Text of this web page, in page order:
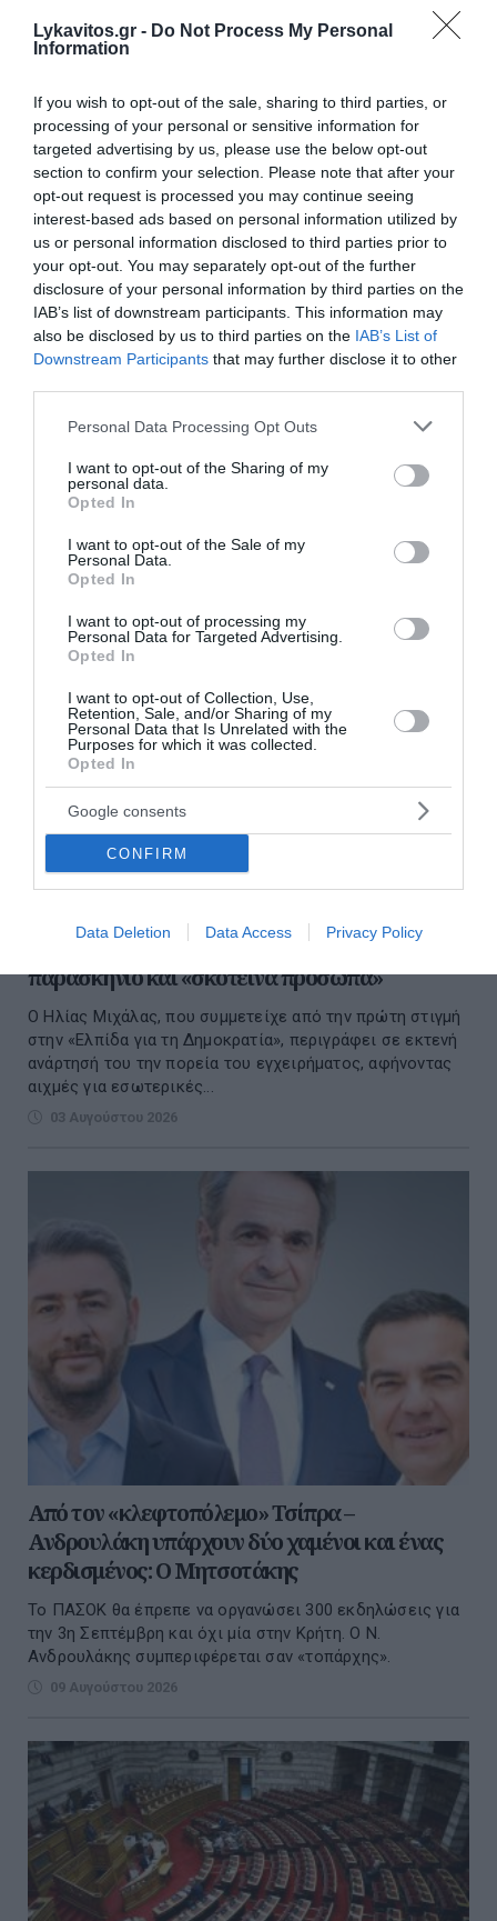
Lykavitos.gr - Do Not Process My Personal
Information
If you wish to opt-out of the sale, sharing to third parties, or
processing of your personal or sensitive information for
targeted advertising by us, please use the below opt-out
section to confirm your selection. Please note that after your
opt-out request is processed you may continue seeing
interest-based ads based on personal information utilized by
us or personal information disclosed to third parties prior to
your opt-out. You may separately opt-out of the further
disclosure of your personal information by third parties on the
IAB’s list of downstream participants. This information may
also be disclosed by us to third parties on the IAB’s List of
Downstream Participants that may further disclose it to other
Please note that this website/app uses one or more Google
not limited to your visit or usage behaviour. You may click to
grant or deny consent to Google and its third-party tags to
use your data for below specified purposes in below Google
consent section.
Personal Data Processing Opt Outs
I want to opt-out of the Sharing of my
personal data.
Opted In
I want to opt-out of the Sale of my
Personal Data.
Opted In
I want to opt-out of processing my
Personal Data for Targeted Advertising.
Opted In
I want to opt-out of Collection, Use,
Retention, Sale, and/or Sharing of my
Personal Data that Is Unrelated with the
Purposes for which it was collected.
Opted In
Google consents
CONFIRM
Data Deletion Data Access Privacy Policy
Kατσαφάδος: «Οι αποζημιώσεις των πυρόπληκτων θα
δοθούν σε 10 μέρες από σήμερα - 79 κόκκινα σπίτια στο
Πόρτο Γερμενό»
Forbes: «Καλή και οικονομικά προσιτή» η Υγεία στην
Ελλάδα – Η διεθνής αναγνώριση του ελληνικού
συστήματος
Ρωσία: Πάνω από 450 ουκρανικά drones καταρρίφθηκαν
τη νύχτα – Νεκροί σε δύο περιφέρειες
Χαρδαλιάς: Ξεκινάμε στην Ηλιούπολη την κατασκευή της
πρώτης από τις τρεις Στέγες Υποστηριζόμενης
Διαβίωσης ΑμεΑ που χρηματοδοτεί η Περιφέρεια Αττικής
με πόρους του ΕΣΠΑ
Φωτιά σε δασική έκταση στην Κόνιτσα
διαβάστε ακόμη
Νέες αιχμές για την «Ελπίδα για τη
Δημοκρατία» – Ο Ηλίας Μιχάλας μιλά για
παρασκήνιο και «σκοτεινά πρόσωπα»
Ο Ηλίας Μιχάλας, που συμμετείχε από την πρώτη στιγμή
στην «Ελπίδα για τη Δημοκρατία», περιγράφει σε εκτενή
ανάρτησή του την πορεία του εγχειρήματος, αφήνοντας
αιχμές για εσωτερικές...
03 Αυγούστου 2026
Από τον «κλεφτοπόλεμο» Τσίπρα –
Ανδρουλάκη υπάρχουν δύο χαμένοι και ένας
κερδισμένος: Ο Μητσοτάκης
Το ΠΑΣΟΚ θα έπρεπε να οργανώσει 300 εκδηλώσεις για
την 3η Σεπτέμβρη και όχι μία στην Κρήτη. Ο Ν.
Ανδρουλάκης συμπεριφέρεται σαν «τοπάρχης».
09 Αυγούστου 2026